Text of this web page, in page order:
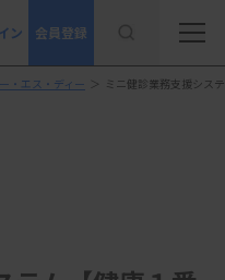
ン 会員登録
・エス・ディー ＞ ミニ健診業務支援シス